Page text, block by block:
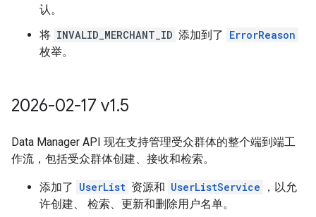
认。
将 INVALID_MERCHANT_ID 添加到了 ErrorReason
枚举。
2026-02-17 v1.5
Data Manager API 现在支持管理受众群体的整个端到端工
作流，包括受众群体创建、接收和检索。
添加了 UserList 资源和 UserListService
，以允
许创建、 检索、更新和删除用户名单。